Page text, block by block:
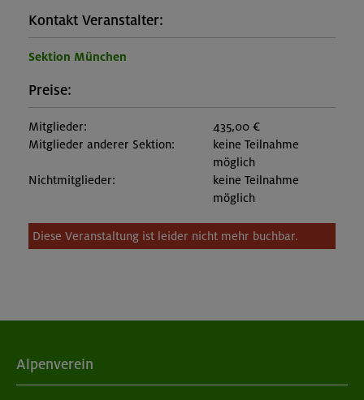
Kontakt Veranstalter:
Sektion München
Preise:
Mitglieder:
435,00 €
Mitglieder anderer Sektion:
keine Teilnahme
möglich
Nichtmitglieder:
keine Teilnahme
möglich
Diese Veranstaltung ist leider nicht mehr buchbar.
Alpenverein